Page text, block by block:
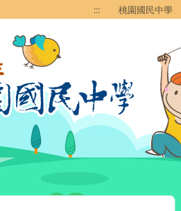
::: 桃園國民中學